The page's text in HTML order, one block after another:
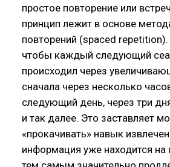
простое повторение или
принцип лежит в основе
повторений (spaced repetition).
чтобы каждый следующий
происходил через
сначала через несколько
следующий день, через три
и так далее. Это заставляет
«прокачивать» навык
информация уже находится на